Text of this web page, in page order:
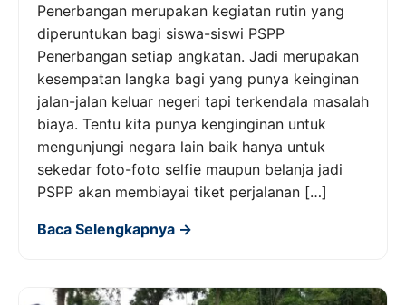
Penerbangan merupakan kegiatan rutin yang
diperuntukan bagi siswa-siswi PSPP
Penerbangan setiap angkatan. Jadi merupakan
kesempatan langka bagi yang punya keinginan
jalan-jalan keluar negeri tapi terkendala masalah
biaya. Tentu kita punya kenginginan untuk
mengunjungi negara lain baik hanya untuk
sekedar foto-foto selfie maupun belanja jadi
PSPP akan membiayai tiket perjalanan […]
Baca Selengkapnya →